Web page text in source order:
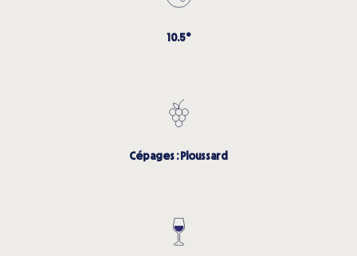
10.5°
Cépages : Ploussard